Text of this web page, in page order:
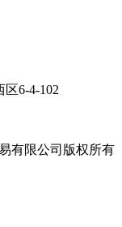
6-4-102
有限公司版权所有